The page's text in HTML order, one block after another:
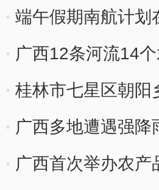
端午假期南航计划
广西12条河流14
桂林市七星区朝阳
广西多地遭遇强降
广西首次举办农